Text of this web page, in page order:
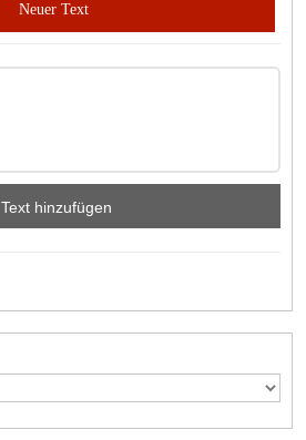
Neuer Text
Text hinzufügen